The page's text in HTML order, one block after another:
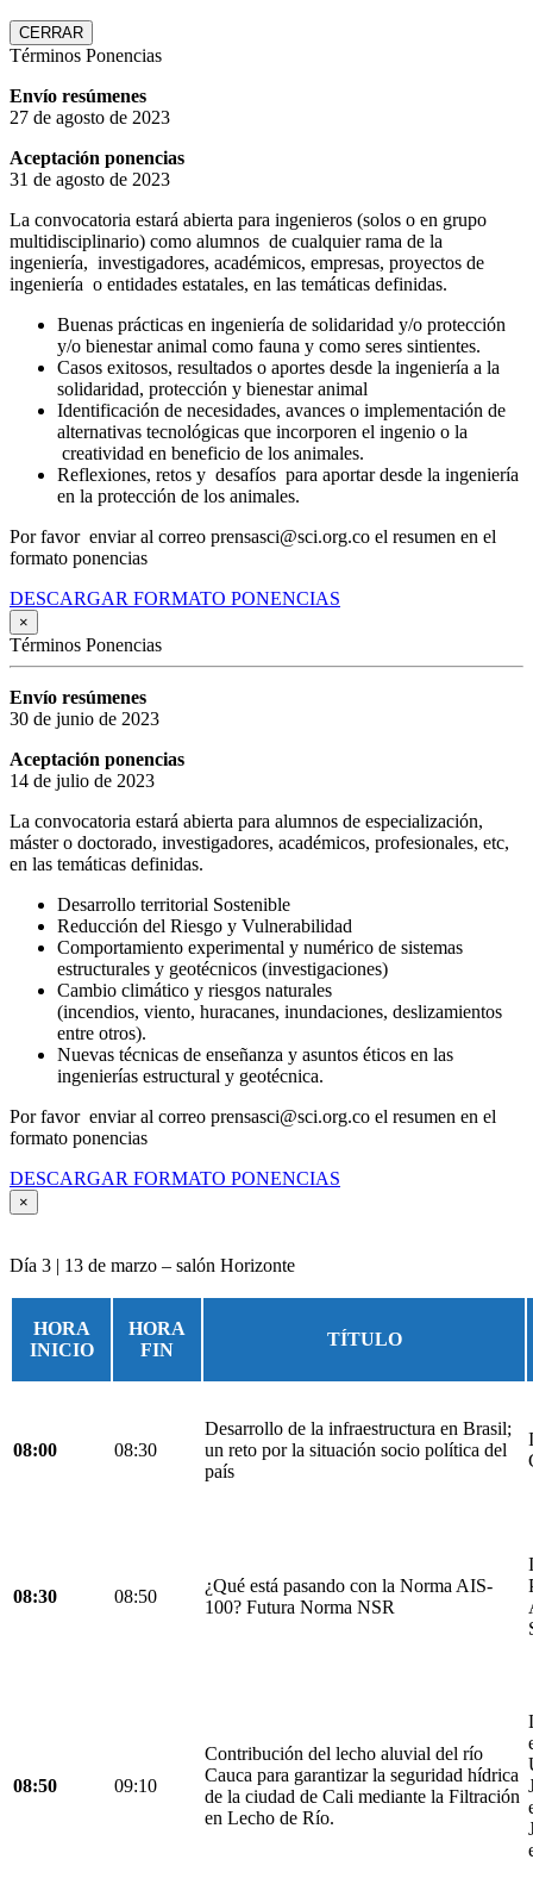
CERRAR
Términos Ponencias
Envío resúmenes
27 de agosto de 2023
Aceptación ponencias
31 de agosto de 2023
La convocatoria estará abierta para ingenieros (solos o en grupo
multidisciplinario) como alumnos de cualquier rama de la
ingeniería, investigadores, académicos, empresas, proyectos de
ingeniería o entidades estatales, en las temáticas definidas.
Buenas prácticas en ingeniería de solidaridad y/o protección
y/o bienestar animal como fauna y como seres sintientes.
Casos exitosos, resultados o aportes desde la ingeniería a la
solidaridad, protección y bienestar animal
Identificación de necesidades, avances o implementación de
alternativas tecnológicas que incorporen el ingenio o la
creatividad en beneficio de los animales.
Reflexiones, retos y desafíos para aportar desde la ingeniería
en la protección de los animales.
Por favor enviar al correo prensasci@sci.org.co el resumen en el
formato ponencias
DESCARGAR FORMATO PONENCIAS
×
Términos Ponencias
Envío resúmenes
30 de junio de 2023
Aceptación ponencias
14 de julio de 2023
La convocatoria estará abierta para alumnos de especialización,
máster o doctorado, investigadores, académicos, profesionales, etc,
en las temáticas definidas.
Desarrollo territorial Sostenible
Reducción del Riesgo y Vulnerabilidad
Comportamiento experimental y numérico de sistemas
estructurales y geotécnicos (investigaciones)
Cambio climático y riesgos naturales
(incendios, viento, huracanes, inundaciones, deslizamientos
entre otros).
Nuevas técnicas de enseñanza y asuntos éticos en las
ingenierías estructural y geotécnica.
Por favor enviar al correo prensasci@sci.org.co el resumen en el
formato ponencias
DESCARGAR FORMATO PONENCIAS
×
Día 3 | 13 de marzo – salón Horizonte
HORA
INICIO
HORA
FIN
TÍTULO
08:00 08:30
Desarrollo de la infraestructura en Brasil;
un reto por la situación socio política del
país
08:30 08:50
¿Qué está pasando con la Norma AIS-
100? Futura Norma NSR
08:50 09:10
Contribución del lecho aluvial del río
Cauca para garantizar la seguridad hídrica
de la ciudad de Cali mediante la Filtración
en Lecho de Río.